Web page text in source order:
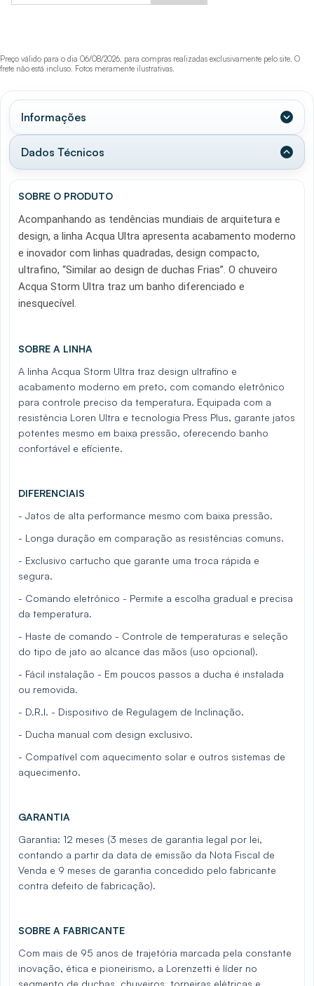
Preço válido para o dia 06/08/2026, para compras realizadas exclusivamente pelo site. O
frete não está incluso. Fotos meramente ilustrativas.
Informações
Dados Técnicos
SOBRE O PRODUTO
Acompanhando as tendências mundiais de arquitetura e
design, a linha Acqua Ultra apresenta acabamento moderno
e inovador com linhas quadradas, design compacto,
ultrafino, “Similar ao design de duchas Frias”. O chuveiro
Acqua Storm Ultra traz um banho diferenciado e
inesquecível.
SOBRE A LINHA
A linha Acqua Storm Ultra traz design ultrafino e
acabamento moderno em preto, com comando eletrônico
para controle preciso da temperatura. Equipada com a
resistência Loren Ultra e tecnologia Press Plus, garante jatos
potentes mesmo em baixa pressão, oferecendo banho
confortável e eficiente.
DIFERENCIAIS
- Jatos de alta performance mesmo com baixa pressão.
- Longa duração em comparação as resistências comuns.
- Exclusivo cartucho que garante uma troca rápida e
segura.
- Comando eletrônico - Permite a escolha gradual e precisa
da temperatura.
- Haste de comando - Controle de temperaturas e seleção
do tipo de jato ao alcance das mãos (uso opcional).
- Fácil instalação - Em poucos passos a ducha é instalada
ou removida.
- D.R.I. - Dispositivo de Regulagem de Inclinação.
- Ducha manual com design exclusivo.
- Compatível com aquecimento solar e outros sistemas de
aquecimento.
GARANTIA
Garantia: 12 meses (3 meses de garantia legal por lei,
contando a partir da data de emissão da Nota Fiscal de
Venda e 9 meses de garantia concedido pelo fabricante
contra defeito de fabricação).
SOBRE A FABRICANTE
Com mais de 95 anos de trajetória marcada pela constante
inovação, ética e pioneirismo, a Lorenzetti é líder no
segmento de duchas, chuveiros, torneiras elétricas e